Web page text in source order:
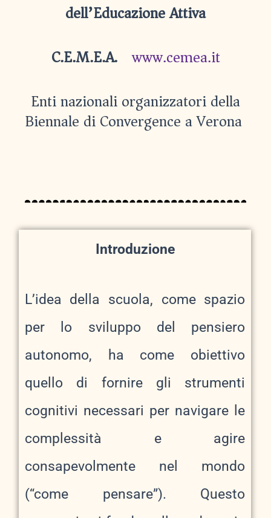
dell’Educazione Attiva
C.E.M.E.A.) www.cemea.it
Enti nazionali organizzatori della
Biennale di Convergence a Verona
Introduzione
L’idea della scuola, come spazio
per lo sviluppo del pensiero
autonomo, ha come obiettivo
quello di fornire gli strumenti
cognitivi necessari per navigare le
complessità e agire
consapevolmente nel mondo
(“come pensare”). Questo